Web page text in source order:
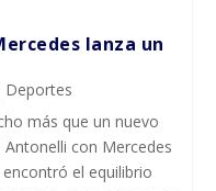
lanza un
Deportes
más que un nuevo
con Mercedes
el equilibrio